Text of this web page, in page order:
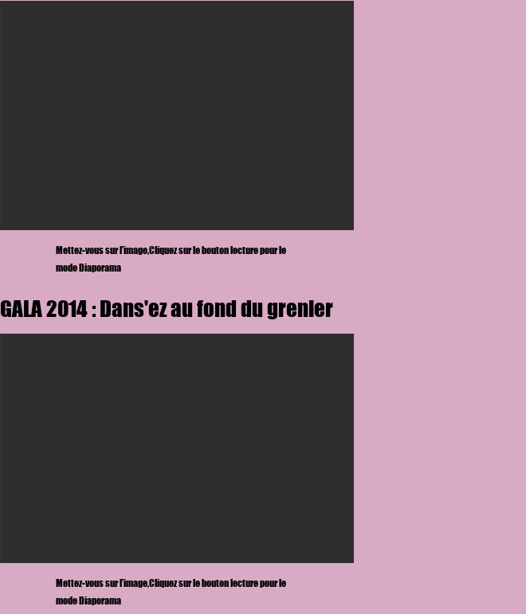
Mettez-vous sur l'image,Cliquez sur le bouton lecturepour le
mode Diaporama
GALA 2014 : Dans'ez au fond du grenier
Mettez-vous sur l'image,Cliquez sur le bouton lecturepour le
mode Diaporama